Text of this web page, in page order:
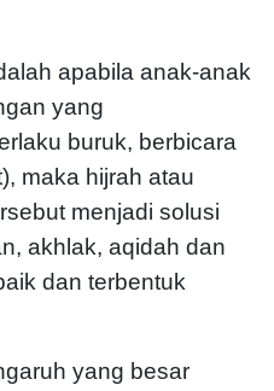
apabila anak-anak
yang
buruk, berbicara
maka hijrah atau
menjadi solusi
akhlak, aqidah dan
dan terbentuk
yang besar